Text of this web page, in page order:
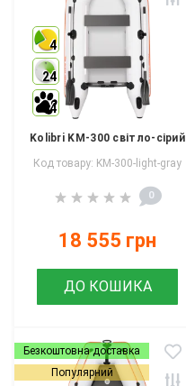
4
24
4
Kolibri KM-300 світло-сірий
Код товару: KM-300-light-gray
0
18 555 грн
ДО КОШИКА
Безкоштовна доставка
Популярний